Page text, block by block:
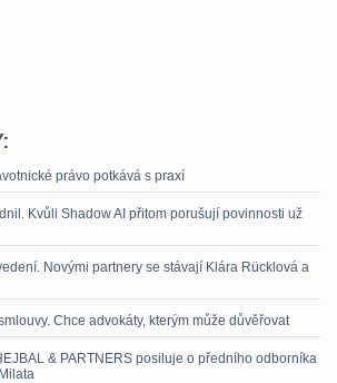
právo potkává s praxí
Kvůli Shadow AI přitom porušují povinnosti už
Novými partnery se stávají Klára Rücklová a
Chce advokáty, kterým může důvěřovat
& PARTNERS posiluje o předního odborníka